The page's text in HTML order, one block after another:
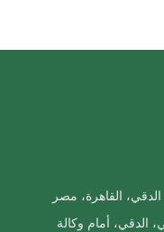
الدقي، أمام وكالة